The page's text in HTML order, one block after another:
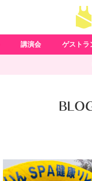
講演会 ゲストラ